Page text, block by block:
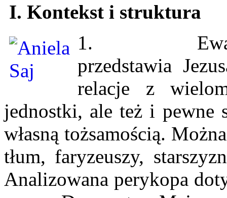
I. Kontekst i struktura
1.
przedstawia
relacje z
jednostki, ale też i pewne
własną tożsamością.
tłum, faryzeuszy,
Analizowana perykopa